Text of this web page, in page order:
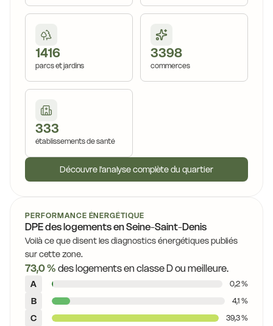
1416
parcs et jardins
3398
commerces
333
établissements de santé
Découvre l'analyse complète du quartier
PERFORMANCE ÉNERGÉTIQUE
DPE des logements en Seine-Saint-Denis
Voilà ce que disent les diagnostics énergétiques publiés
sur cette zone.
73,0 % des logements en classe D ou meilleure.
A 0,2 %
B 4,1 %
C 39,3 %